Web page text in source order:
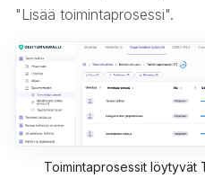
"Lisää toimintaprosessi".
Toimintaprosessit löytyvät